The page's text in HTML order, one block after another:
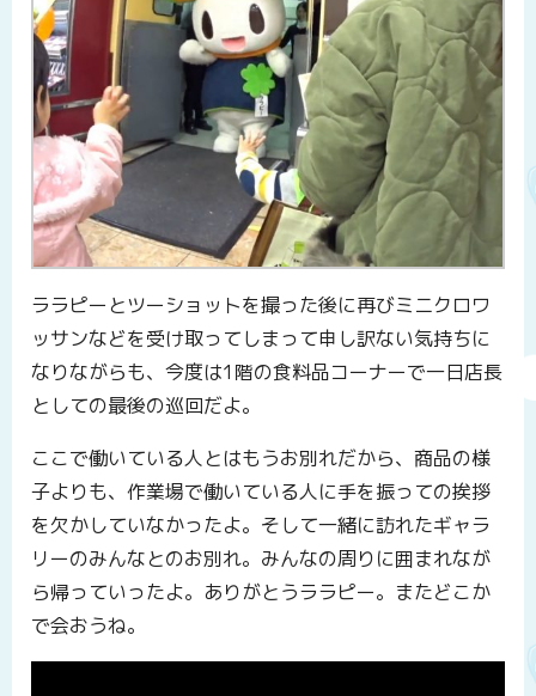
ララピーとツーショットを撮った後に再びミニクロワ
ッサンなどを受け取ってしまって申し訳ない気持ちに
なりながらも、今度は1階の食料品コーナーで一日店長
としての最後の巡回だよ。
ここで働いている人とはもうお別れだから、商品の様
子よりも、作業場で働いている人に手を振っての挨拶
を欠かしていなかったよ。そして一緒に訪れたギャラ
リーのみんなとのお別れ。みんなの周りに囲まれなが
ら帰っていったよ。ありがとうララピー。またどこか
で会おうね。